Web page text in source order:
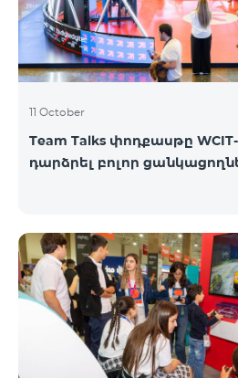
11 October
Team Talks փոդքասթը
դարձրել բոլոր